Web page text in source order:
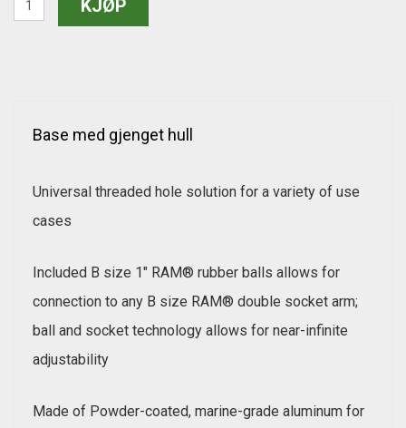
Base med gjenget hull
Universal threaded hole solution for a variety of use
cases
Included B size 1" RAM® rubber balls allows for
connection to any B size RAM® double socket arm;
ball and socket technology allows for near-infinite
adjustability
Made of Powder-coated, marine-grade aluminum for